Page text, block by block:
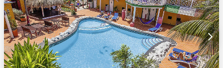
arrow_forward_ios